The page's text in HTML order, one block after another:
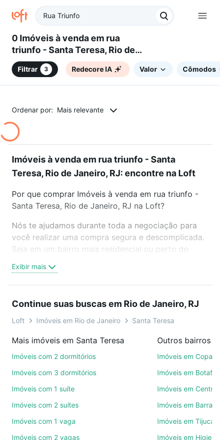
0 Imóveis à venda em rua
triunfo - Santa Teresa, Rio de
Janeiro, RJ
Filtrar 3 Redecore IA Valor Cômodos
Ordenar por: Mais relevante
Imóveis à venda em rua triunfo - Santa
Teresa, Rio de Janeiro, RJ: encontre na Loft
Por que comprar Imóveis à venda em rua triunfo -
Santa Teresa, Rio de Janeiro, RJ na Loft?
Nós te ajudamos durante toda a negociação para
você realizar uma compra segura e descomplicada.
Seja em um bairro mais residencial ou perto do
oferta ideal de Imóveis à venda em rua triunfo -
Santa Teresa, Rio de Janeiro, RJ para conquistar seu
videochamada, é grátis, sem compromisso e você
ainda conta com mais de 46 mil corretores e
de imóveis.
ruas, bairros e até condomínios favoritos. Você
também pode usar os filtros como quantidade de
quartos, suítes, com ou sem vaga de garagem para
Exibir mais
Continue suas buscas em Rio de Janeiro, RJ
Loft Imóveis em Rio de Janeiro Santa Teresa
Mais imóveis em Santa Teresa
Imóveis com 2 dormitórios
Imóveis com 3 dormitórios
Imóveis com 1 suíte
Imóveis com 2 suítes
Imóveis com 1 vaga
Imóveis com 2 vagas
Imóveis em
Imóveis em
Imóveis em Centro
Imóveis em Barra
Imóveis em Tijuca
Imóveis em